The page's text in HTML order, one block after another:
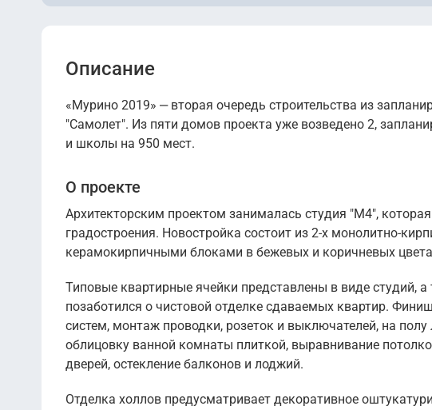
Описание
«Мурино 2019» ‒ вторая очередь строительства из
"Самолет". Из пяти домов проекта уже возведено 2,
и школы на 950 мест.
О проекте
Архитекторским проектом занималась студия "М4",
градостроения. Новостройка состоит из 2-х монолитно-
керамокирпичными блоками в бежевых и коричневых
Типовые квартирные ячейки представлены в виде
позаботился о чистовой отделке сдаваемых квартир.
систем, монтаж проводки, розеток и выключателей, на
облицовку ванной комнаты плиткой, выравнивание
дверей, остекление балконов и лоджий.
Отделка холлов предусматривает декоративное